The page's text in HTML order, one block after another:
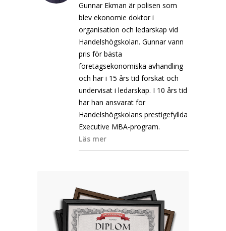
Gunnar Ekman är polisen som
blev ekonomie doktor i
organisation och ledarskap vid
Handelshögskolan. Gunnar vann
pris för bästa
företagsekonomiska avhandling
och har i 15 års tid forskat och
undervisat i ledarskap. I 10 års tid
har han ansvarat för
Handelshögskolans prestigefyllda
Executive MBA-program.
Läs mer